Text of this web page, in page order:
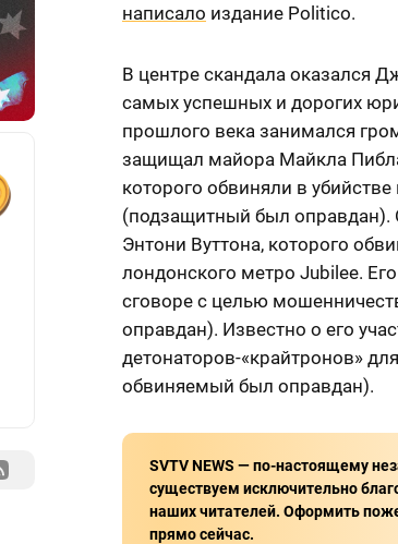
написало издание Politico.
В центре скандала оказался
самых успешных и дорогих
прошлого века занимался
защищал майора Майкла
которого обвиняли в
(подзащитный был оправдан).
Энтони Вуттона, которого
лондонского метро Jubilee.
сговоре с целью
оправдан). Известно о его
детонаторов-«крайтронов»
обвиняемый был оправдан).
SVTV NEWS — по-настоящему
существуем исключительно
наших читателей. Оформить
прямо сейчас.